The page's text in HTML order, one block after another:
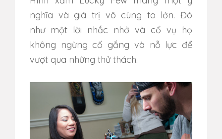
nghĩa và giá trị vô cùng to lớn. Đó
như một lời nhắc nhở và cổ vụ họ
không ngừng cố gắng và nỗ lực để
vượt qua những thử thách.